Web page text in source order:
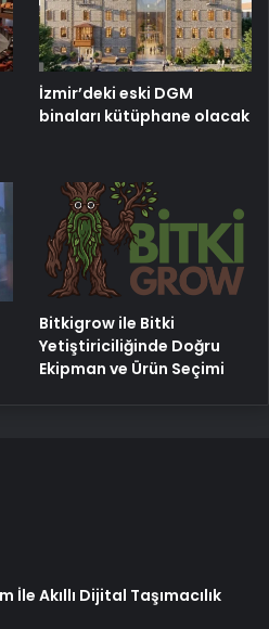
İzmir’deki eski DGM
binaları kütüphane olacak
Bitkigrow ile Bitki
Yetiştiriciliğinde Doğru
Ekipman ve Ürün Seçimi
İle Akıllı Dijital Taşımacılık